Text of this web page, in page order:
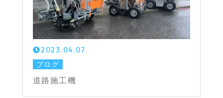
2023.04.07
ブログ
道路施工機